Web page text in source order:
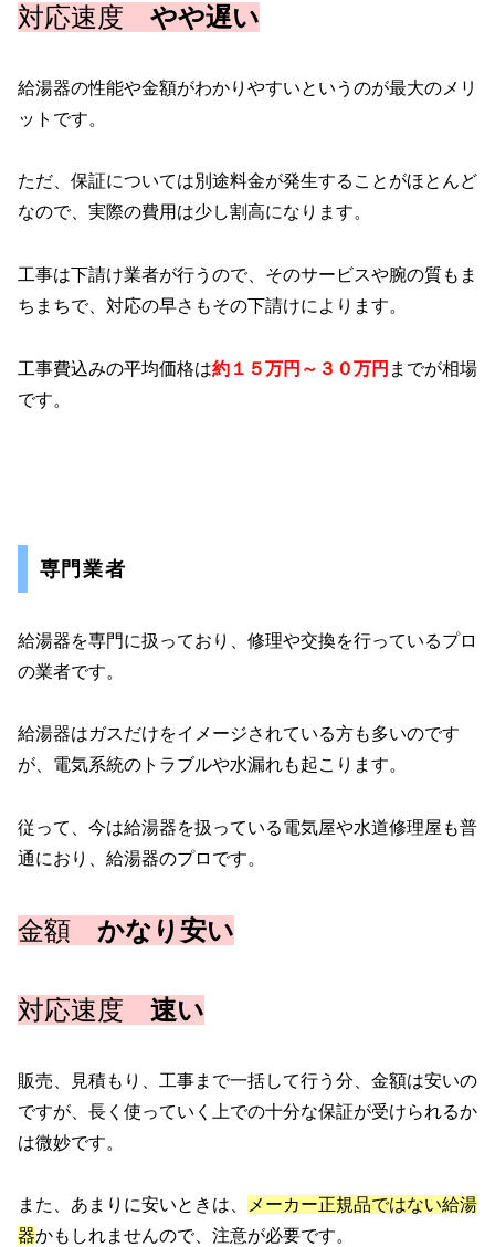
対応速度 やや遅い
給湯器の性能や金額がわかりやすいというのが最大のメリ
ットです。
ただ、保証については別途料金が発生することがほとんど
なので、実際の費用は少し割高になります。
工事は下請け業者が行うので、そのサービスや腕の質もま
ちまちで、対応の早さもその下請けによります。
工事費込みの平均価格は約１５万円～３０万円 までが相場
です。
専門業者
給湯器を専門に扱っており、修理や交換を行っているプロ
の業者です。
給湯器はガスだけをイメージされている方も多いのです
が、電気系統のトラブルや水漏れも起こります。
従って、今は給湯器を扱っている電気屋や水道修理屋も普
通におり、給湯器のプロです。
金額 かなり安い
対応速度 速い
販売、見積もり、工事まで一括して行う分、金額は安いの
ですが、長く使っていく上での十分な保証が受けられるか
は微妙です。
また、あまりに安いときは、
メーカー正規品ではない給湯
器かもしれませんので、注意が必要です。